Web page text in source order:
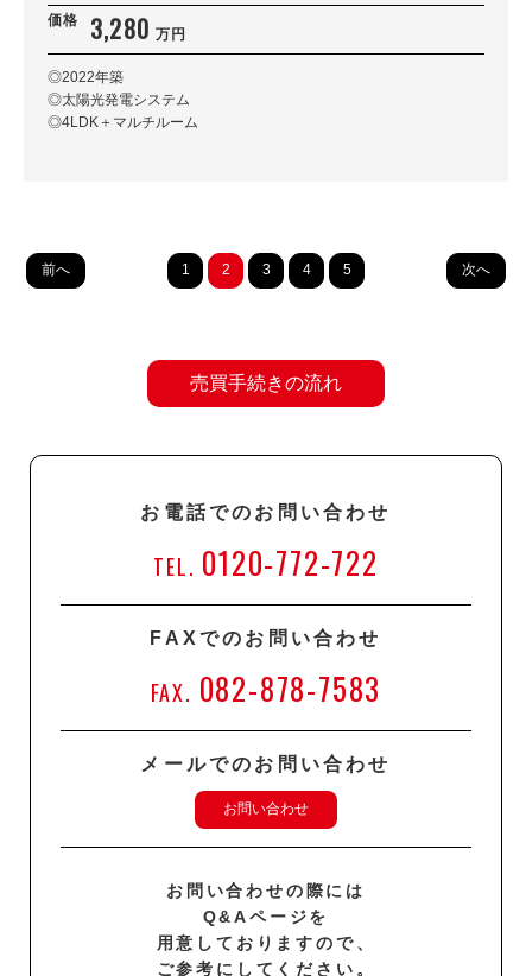
価格 3,280 万円
◎2022年築
◎太陽光発電システム
◎4LDK＋マルチルーム
前へ 1 2 3 4 5 次へ
売買手続きの流れ
お電話でのお問い合わせ
TEL. 0120-772-722
FAXでのお問い合わせ
FAX. 082-878-7583
メールでのお問い合わせ
お問い合わせ
お問い合わせの際には
Q&Aページを
用意しておりますので、
ご参考にしてください。